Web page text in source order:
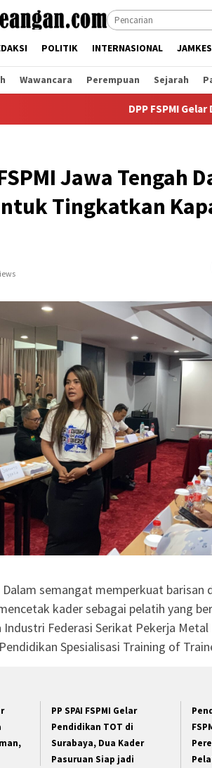
POLITIK INTERNASIONAL
Wawancara Perempuan Sejarah
DPP FSPMI Gelar Doa Bersama
Jawa Tengah
Tingkatkan
semangat memperkuat barisan
kader sebagai pelatih yang
Federasi Serikat Pekerja Metal
Spesialisasi Training of
PP SPAI FSPMI Gelar
Pendidikan TOT di
Surabaya, Dua Kader
Pasuruan Siap jadi